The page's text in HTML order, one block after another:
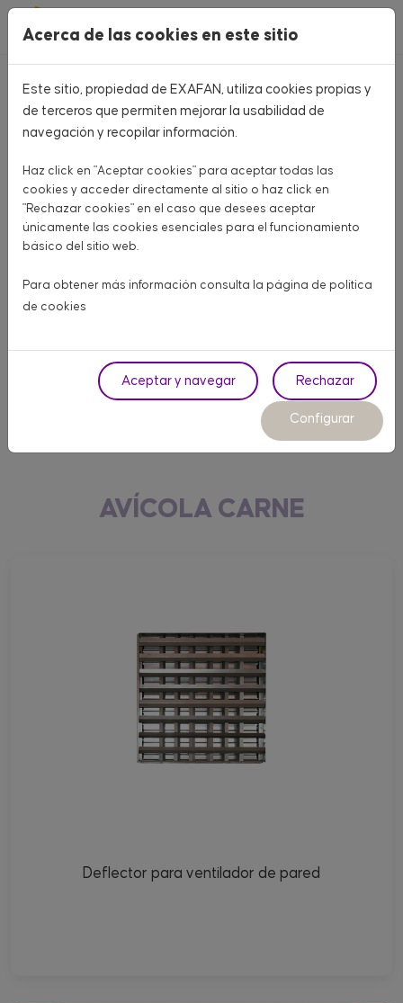
Pasar al contenido principal
Home CATÁLOGO PRODUCTOS
CATÁLOGO PRODUCTOS
Aquí encontrarás todo lo que necesitas para tu granja
AVÍCOLA PUESTA
OTROS ANIMALES
AVÍCOLA CARNE
Deflector para ventilador de pared
Acerca de las cookies en este sitio
Este sitio, propiedad de EXAFAN, utiliza cookies propias y
de terceros que permiten mejorar la usabilidad de
navegación y recopilar información.
Haz click en "Aceptar cookies" para aceptar todas las
cookies y acceder directamente al sitio o haz click en
"Rechazar cookies" en el caso que desees aceptar
únicamente las cookies esenciales para el funcionamiento
básico del sitio web.
Para obtener más información consulta la página de política
de cookies
Aceptar y navegar Rechazar
Configurar